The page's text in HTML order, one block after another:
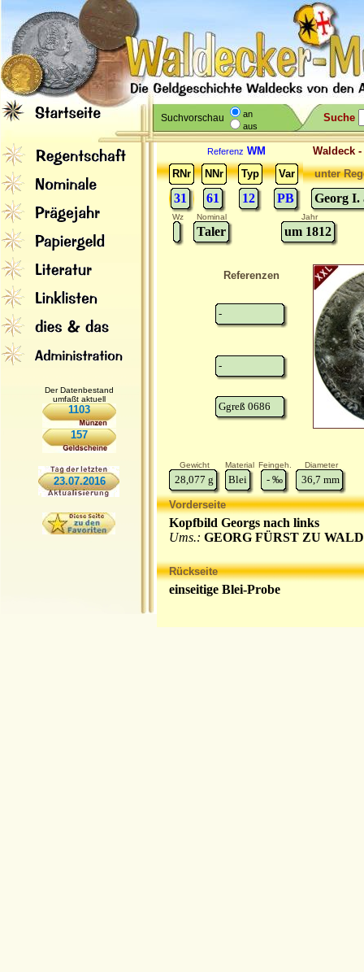
Suchvorschau
an
aus
Suche
Der Datenbestand
umfaßt aktuell
1103
157
23.07.2016
Referenz WM
RNr
NNr Typ Var
31 61 12 PB
unter
Georg I.
Wz Nominal Jahr
Taler um 1812
Referenzen
-
-
Ggreß 0686
Gewicht Material Feingeh. Diameter
28,077 g Blei - ‰ 36,7 mm
Vorderseite
Kopfbild Georgs nach links
Ums.: GEORG FÜRST ZU
Rückseite
einseitige Blei-Probe